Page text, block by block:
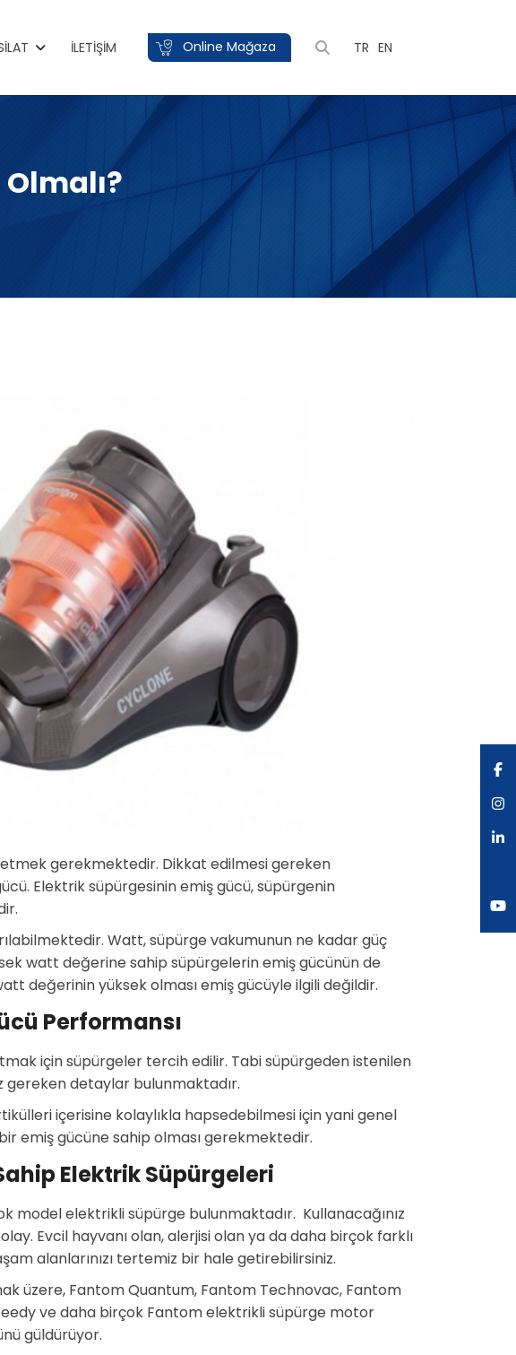
İLETIŞIM Online Mağaza TR EN
gerekmektedir. Dikkat edilmesi gereken
Elektrik süpürgesinin emiş gücü, süpürgenin
Watt, süpürge vakumunun ne kadar güç
watt değerine sahip süpürgelerin emiş gücünün de
değerinin yüksek olması emiş gücüyle ilgili değildir.
Performansı
için süpürgeler tercih edilir. Tabi süpürgeden istenilen
detaylar bulunmaktadır.
içerisine kolaylıkla hapsedebilmesi için yani genel
emiş gücüne sahip olması gerekmektedir.
Elektrik Süpürgeleri
model elektrikli süpürge bulunmaktadır. Kullanacağınız
Evcil hayvanı olan, alerjisi olan ya da daha birçok farklı
alanlarınızı tertemiz bir hale getirebilirsiniz.
üzere, Fantom Quantum, Fantom Technovac, Fantom
ve daha birçok Fantom elektrikli süpürge motor
güldürüyor.